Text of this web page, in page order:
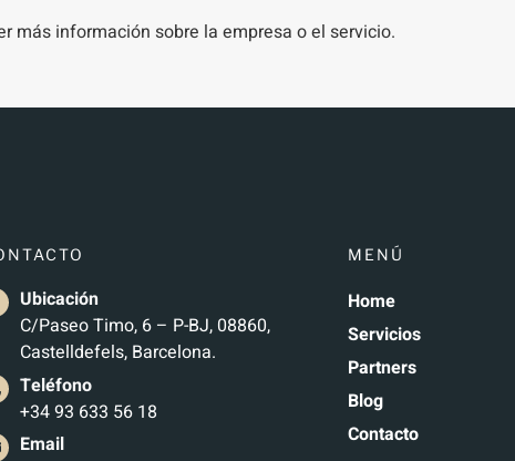
más información sobre la empresa o el servicio.
Ubicación
C/Paseo Timo, 6 – P-BJ, 08860,
Castelldefels, Barcelona.
Teléfono
+34 93 633 56 18
Email
MENÚ
Home
Servicios
Partners
Blog
Contacto